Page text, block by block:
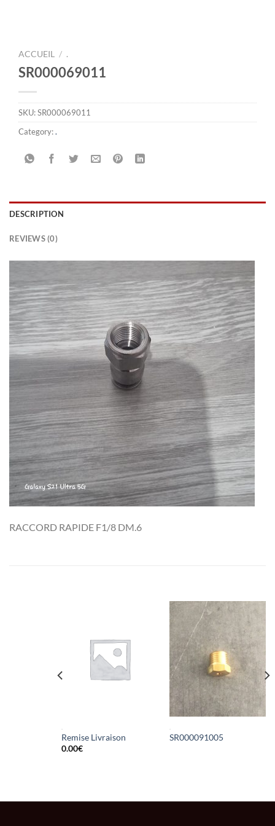
ACCUEIL / .
SR000069011
SKU:SR000069011
Category:.
DESCRIPTION
REVIEWS (0)
RACCORD RAPIDE F1/8 DM.6
Remise Livraison
0.00€
SR000091005